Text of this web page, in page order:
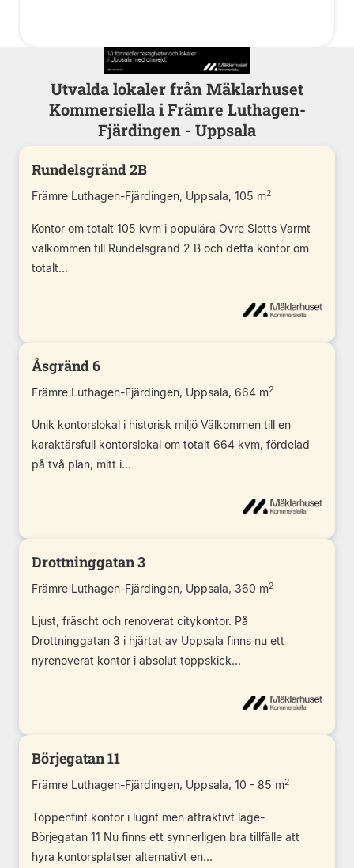
Utvalda lokaler från Mäklarhuset
Kommersiella i Främre Luthagen-
Fjärdingen - Uppsala
Rundelsgränd 2B
Främre Luthagen-Fjärdingen, Uppsala, 105 m2
Kontor om totalt 105 kvm i populära Övre Slotts Varmt
välkommen till Rundelsgränd 2 B och detta kontor om
totalt...
Åsgränd 6
Främre Luthagen-Fjärdingen, Uppsala, 664 m2
Unik kontorslokal i historisk miljö Välkommen till en
karaktärsfull kontorslokal om totalt 664 kvm, fördelad
på två plan, mitt i...
Drottninggatan 3
Främre Luthagen-Fjärdingen, Uppsala, 360 m2
Ljust, fräscht och renoverat citykontor. På
Drottninggatan 3 i hjärtat av Uppsala finns nu ett
nyrenoverat kontor i absolut toppskick...
Börjegatan 11
Främre Luthagen-Fjärdingen, Uppsala, 10 - 85 m2
Toppenfint kontor i lugnt men attraktivt läge-
Börjegatan 11 Nu finns ett synnerligen bra tillfälle att
hyra kontorsplatser alternativt en...